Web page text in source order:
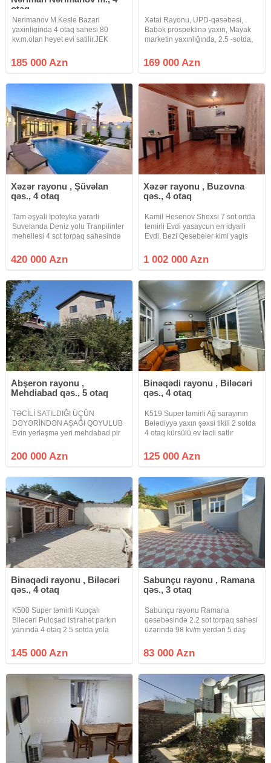
otaq
Nerimanov M.Kesle Bazari
yaxinliginda 4 otaq sahesi 80
kv.m.olan heyet evi satilir.JEK
isiq, su ve kanalzasiya sistemi
daimidir.Butun infrastrukturlar
185 000 Azn
Xətai Rayonu, UPD-qəsəbəsi,
Babək prospektinə yaxın, Mayak
marketin yaxınlığında, 2.5 -sotda,
narahat etməsin. Geniş həyəti var.
Qaz, Su, İşıq, Kombi Sistem,
169 000 Azn
Xəzər rayonu , Şüvəlan
qəs., 4 otaq
Tam əşyali Ipoteyka yararli
Suvelanda Deniz yolu Tranpilinler
mehellesi 4 sot torpaq sahəsində
sahəsi - 4 sot Evin sahəsi - 140 m²
3 Yataq otaqı ■ Geniş zal Mətbəx
420 000 Azn
Xəzər rayonu , Buzovna
qəs., 4 otaq
Kamil Hesenov Shexsi 7 sot ortda
temirli Evdi yasaycun en idyaili
Evdi. Bezi Qesebeler kimi yagis
havasi ekincun yasayiscun en
elverilsli yerdi bilen bilir Deqiq
1 002 000 Azn
Abşeron rayonu ,
Mehdiabad qəs., 5 otaq
TƏCİLİ SATILDIĞI ÜÇÜN
DƏYƏRİNDƏN AŞAĞI QOYULUB
Evin yerləşmə yeri mehdabad pir
klubunun düz yanı elmi tətqiqat
inistutunun yanıdır hər iki tərəfdən
200 000 Azn
Binəqədi rayonu , Biləcəri
qəs., 4 otaq
K519 Super təmirli Ağ sarayının
Bələdiyyə yaxın şəxsi tikili 2 sotda
4 otaq kürsülü ev təcli satlır
vaxt baxmaq olar ciraq əmlak
kanalına abunə olun bütün
125 000 Azn
Binəqədi rayonu , Biləcəri
qəs., 4 otaq
K500 Super təmirli Kupçalı
Biləcəri Puloşad istirahət parkın
yanında 4 otaq 2.5 sotda yola
razılaşmaq olar isdənlən vaxt
baxmaq olar ciraq əmlak kanalına
145 000 Azn
Sabunçu rayonu , Ramana
qəs., 3 otaq
Sabunçu rayonu Ramana
qəsəbəsində 2.2 sot torpaq sahəsi
üzərində 98 kv/m yerdən 5 daş
sanuzeldən ibarət həyət evi satılır.
Sənəd:Bələdiyyə Qiymət 83000 (
83 000 Azn